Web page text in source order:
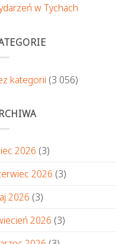
w Tychach
kategorii (3 056)
2026 (3)
2026 (3)
2026 (3)
2026 (3)